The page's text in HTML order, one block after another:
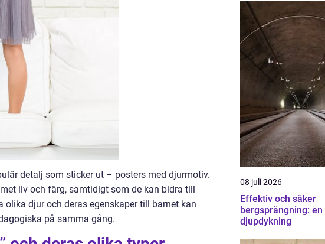
detalj som sticker ut – posters med djurmotiv.
liv och färg, samtidigt som de kan bidra till
djur och deras egenskaper till barnet kan
på samma gång.
08 juli 2026
Effektiv och säker
bergsprängning: en
djupdykning